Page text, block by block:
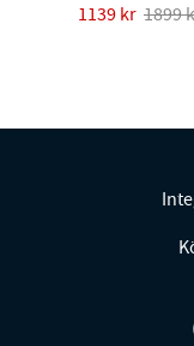
1139 kr 1899